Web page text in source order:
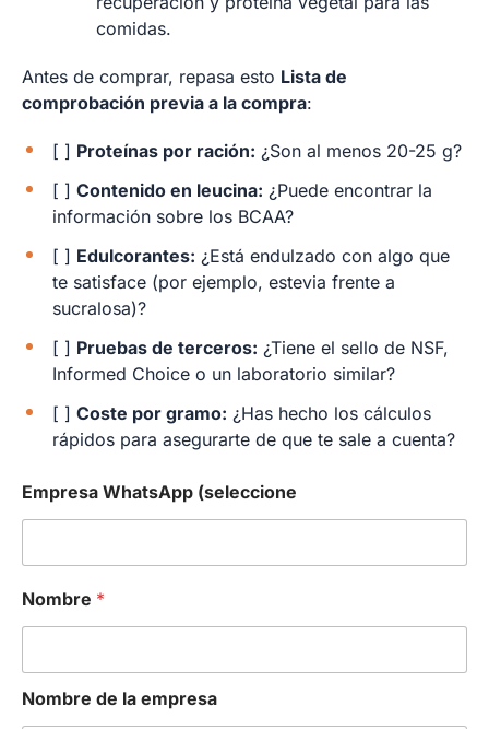
comidas.
Antes de comprar, repasa esto Lista de
comprobación previa a la compra:
[ ] Proteínas por ración: ¿Son al menos 20-25 g?
[ ] Contenido en leucina: ¿Puede encontrar la
información sobre los BCAA?
[ ] Edulcorantes: ¿Está endulzado con algo que
te satisface (por ejemplo, estevia frente a
sucralosa)?
[ ] Pruebas de terceros: ¿Tiene el sello de NSF,
Informed Choice o un laboratorio similar?
[ ] Coste por gramo: ¿Has hecho los cálculos
rápidos para asegurarte de que te sale a cuenta?
Empresa WhatsApp (seleccione
Nombre *
Nombre de la empresa